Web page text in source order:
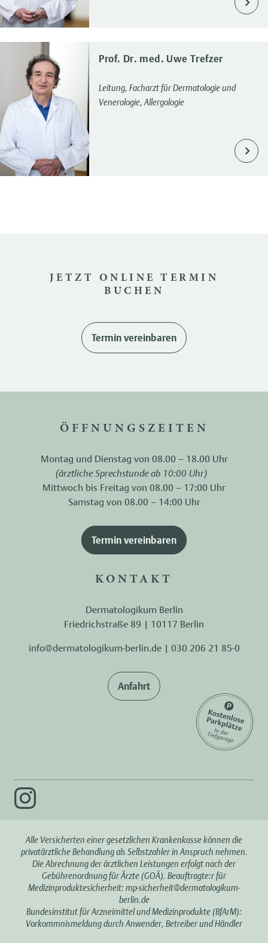
Prof. Dr. med. Uwe Trefzer
Leitung, Facharzt für Dermatologie und
Venerologie, Allergologie
JETZT ONLINE TERMIN
BUCHEN
Termin vereinbaren
ÖFFNUNGSZEITEN
Montag und Dienstag von 08.00 – 18.00 Uhr
(ärztliche Sprechstunde ab 10:00 Uhr)
Mittwoch bis Freitag von 08.00 – 17:00 Uhr
Samstag von 08.00 – 14:00 Uhr
Termin vereinbaren
KONTAKT
Dermatologikum Berlin
Friedrichstraße 89 | 10117 Berlin
info@dermatologikum-berlin.de| 030 206 21 85-0
Anfahrt
Alle Versicherten einer gesetzlichen Krankenkasse können die
privatärztliche Behandlung als Selbstzahler in Anspruch nehmen.
Die Abrechnung der ärztlichen Leistungen erfolgt nach der
Gebührenordnung für Ärzte (GOÄ). Beauftragte:r für
Medizinproduktesicherheit: mp-sicherheit@dermatologikum-
berlin.de
Bundesinstitut für Arzneimittel und Medizinprodukte (BfArM):
Vorkommnismeldung durch Anwender, Betreiber und Händler